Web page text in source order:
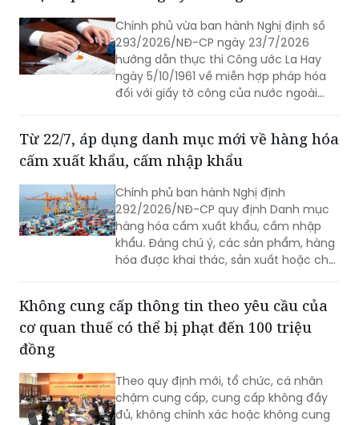
Việt Nam chính thức triển khai cấp chứng
nhận Apostille cho giấy tờ công
Chính phủ vừa ban hành Nghị định số
293/2026/NĐ-CP ngày 23/7/2026
ngày 5/10/1961 về miễn hợp pháp hóa
đối với giấy tờ công của nước ngoài
(Công ước Apostille).
Từ 22/7, áp dụng danh mục mới về hàng hóa
cấm xuất khẩu, cấm nhập khẩu
Chính phủ ban hành Nghị định
292/2026/NĐ-CP quy định Danh mục
khẩu. Đáng chú ý, các sản phẩm, hàng
hóa được khai thác, sản xuất hoặc chế
tạo toàn bộ hay một phần bằng lao
Không cung cấp thông tin theo yêu cầu của
cơ quan thuế có thể bị phạt đến 100 triệu
đồng